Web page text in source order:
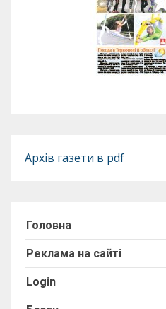
Архів газети в pdf
Головна
Реклама на сайті
Login